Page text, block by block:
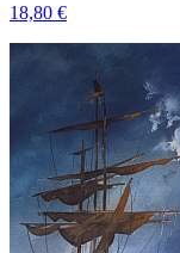
18,80 €